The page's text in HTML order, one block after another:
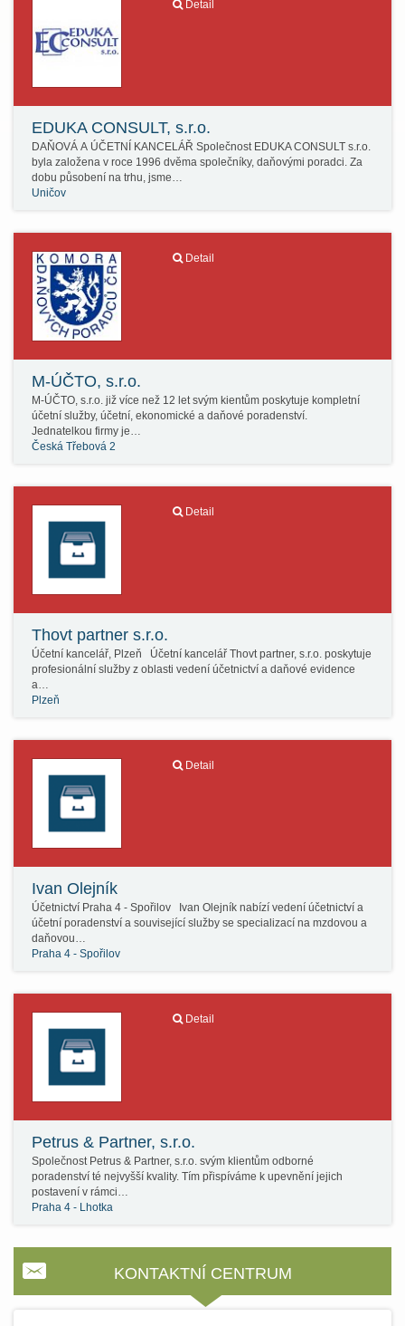
Detail
EDUKA CONSULT, s.r.o.
DAŇOVÁ A ÚČETNÍ KANCELÁŘ Společnost EDUKA CONSULT s.r.o.
byla založena v roce 1996 dvěma společníky, daňovými poradci. Za
dobu působení na trhu, jsme…
Uničov
Detail
M-ÚČTO, s.r.o.
M-ÚČTO, s.r.o. již více než 12 let svým kientům poskytuje kompletní
účetní služby, účetní, ekonomické a daňové poradenství.
Jednatelkou firmy je…
Česká Třebová 2
Detail
Thovt partner s.r.o.
Účetní kancelář, Plzeň Účetní kancelář Thovt partner, s.r.o. poskytuje
profesionální služby z oblasti vedení účetnictví a daňové evidence
a…
Plzeň
Detail
Ivan Olejník
Účetnictví Praha 4 - Spořilov Ivan Olejník nabízí vedení účetnictví a
účetní poradenství a související služby se specializací na mzdovou a
daňovou…
Praha 4 - Spořilov
Detail
Petrus & Partner, s.r.o.
Společnost Petrus & Partner, s.r.o. svým klientům odborné
poradenství té nejvyšší kvality. Tím přispíváme k upevnění jejich
postavení v rámci…
Praha 4 - Lhotka
KONTAKTNÍ CENTRUM